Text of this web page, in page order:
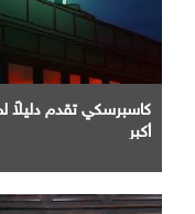
كاسبرسكي تقدم دليلاً
أكبر